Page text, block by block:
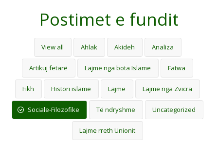
Postimet e fundit
View all Ahlak Akideh Analiza
Artikuj fetarë Lajme nga bota Islame Fatwa
Fikh Histori islame Lajme Lajme nga Zvicra
Sociale-Filozofike Të ndryshme Uncategorized
Lajme rreth Unionit